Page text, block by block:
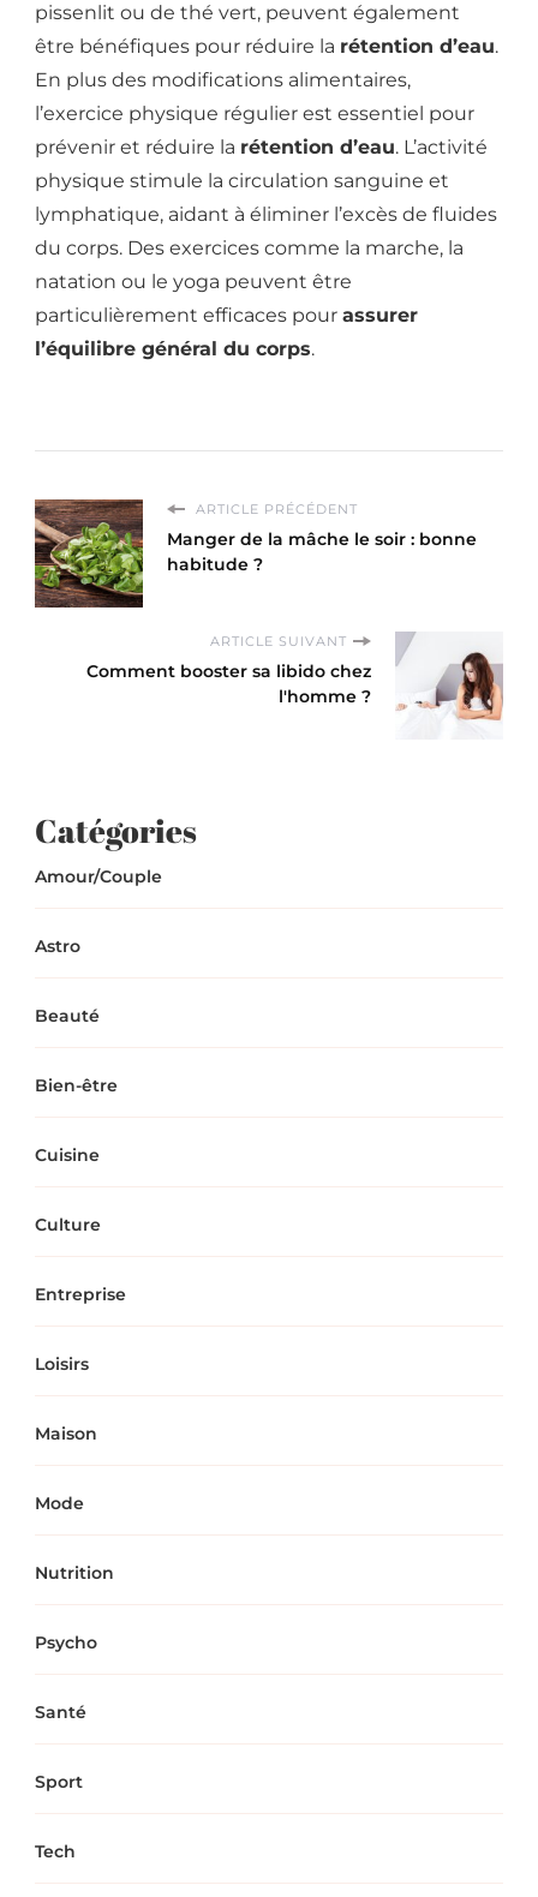
pissenlit ou de thé vert, peuvent également
être bénéfiques pour réduire la rétention d’eau.
En plus des modifications alimentaires,
l’exercice physique régulier est essentiel pour
prévenir et réduire la rétention d’eau. L’activité
physique stimule la circulation sanguine et
lymphatique, aidant à éliminer l’excès de fluides
du corps. Des exercices comme la marche, la
natation ou le yoga peuvent être
particulièrement efficaces pour assurer
l’équilibre général du corps.
ARTICLE PRÉCÉDENT
Manger de la mâche le soir : bonne
habitude ?
ARTICLE SUIVANT
Comment booster sa libido chez
l'homme ?
Catégories
Amour/Couple
Astro
Beauté
Bien-être
Cuisine
Culture
Entreprise
Loisirs
Maison
Mode
Nutrition
Psycho
Santé
Sport
Tech